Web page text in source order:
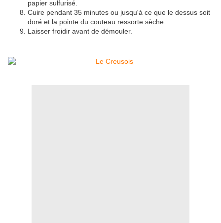
papier sulfurisé.
Cuire pendant 35 minutes ou jusqu'à ce que le dessus soit
doré et la pointe du couteau ressorte sèche.
Laisser froidir avant de démouler.